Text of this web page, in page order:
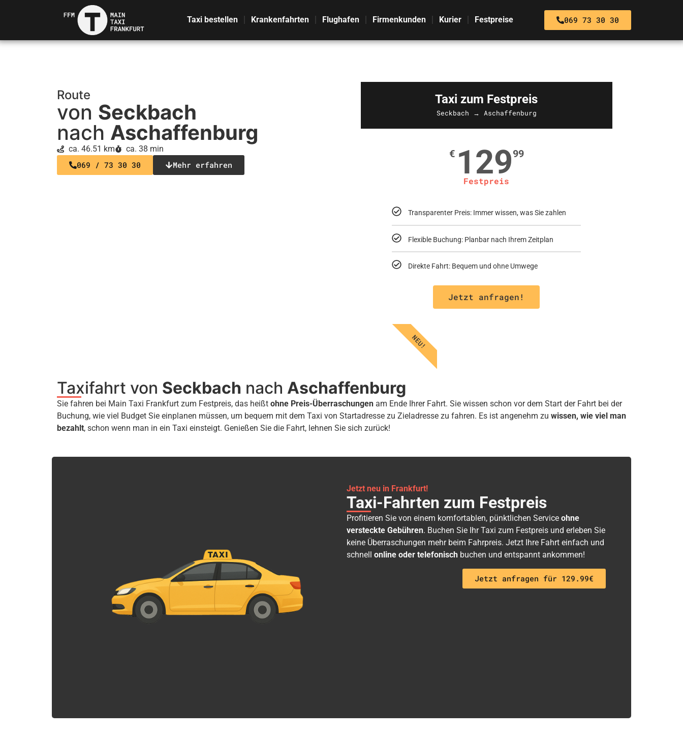
Taxi bestellen Krankenfahrten Flughafen Firmenkunden Kurier Festpreise 069 73 30 30
Route
von Seckbach
nach Aschaffenburg
ca. 46.51 km ca. 38 min
069 / 73 30 30 Mehr erfahren
Taxi zum Festpreis
Seckbach → Aschaffenburg
€ 12999
Festpreis
Transparenter Preis: Immer wissen, was Sie zahlen
Flexible Buchung: Planbar nach Ihrem Zeitplan
Direkte Fahrt: Bequem und ohne Umwege
Jetzt anfragen!
NEU!
Taxifahrt von Seckbach nach Aschaffenburg
Sie fahren bei Main Taxi Frankfurt zum Festpreis, das heißt ohne Preis-Überraschungen am Ende Ihrer Fahrt. Sie wissen schon vor dem Start der Fahrt bei der
Buchung, wie viel Budget Sie einplanen müssen, um bequem mit dem Taxi von Startadresse zu Zieladresse zu fahren. Es ist angenehm zu wissen, wie viel man
bezahlt, schon wenn man in ein Taxi einsteigt. Genießen Sie die Fahrt, lehnen Sie sich zurück!
Jetzt neu in Frankfurt!
Taxi-Fahrten zum Festpreis
Profitieren Sie von einem komfortablen, pünktlichen Service ohne
versteckte Gebühren. Buchen Sie Ihr Taxi zum Festpreis und erleben Sie
keine Überraschungen mehr beim Fahrpreis. Jetzt Ihre Fahrt einfach und
schnell online oder telefonisch buchen und entspannt ankommen!
Jetzt anfragen für 129.99€